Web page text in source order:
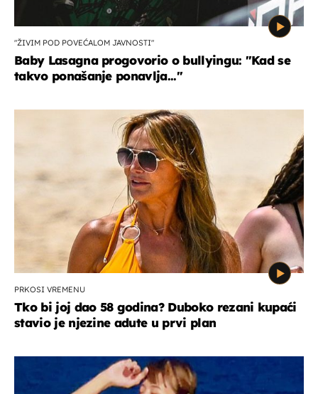
"ŽIVIM POD POVEĆALOM JAVNOSTI"
Baby Lasagna progovorio o bullyingu: "Kad se
takvo ponašanje ponavlja..."
PRKOSI VREMENU
Tko bi joj dao 58 godina? Duboko rezani kupaći
stavio je njezine adute u prvi plan